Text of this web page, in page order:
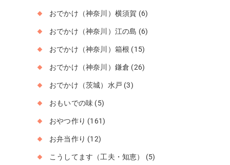
おでかけ（神奈川）横須賀 (6)
おでかけ（神奈川）江の島 (6)
おでかけ（神奈川）箱根 (15)
おでかけ（神奈川）鎌倉 (26)
おでかけ（茨城）水戸 (3)
おもいでの味 (5)
おやつ作り (161)
お弁当作り (12)
こうしてます（工夫・知恵） (5)